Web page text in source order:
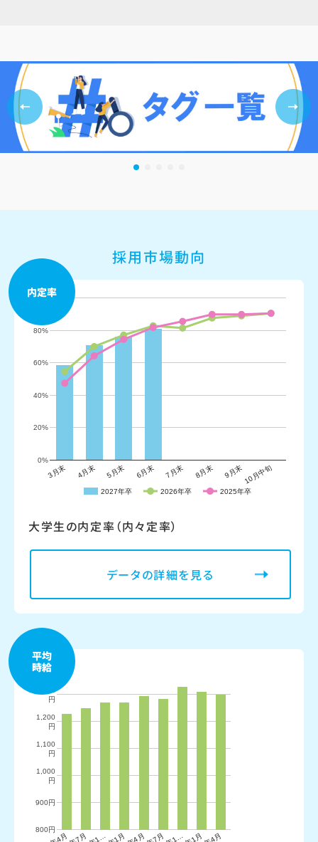
採用市場動向
内定率
大学生の内定率（内々定率）
データの詳細を見る
平均
時給